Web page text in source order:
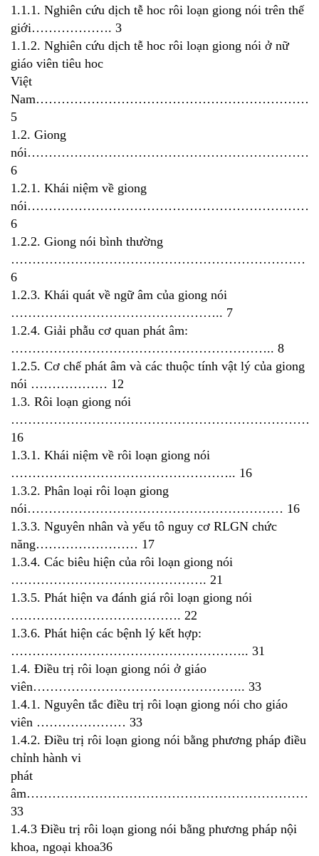
1.1.1. Nghiên cứu dịch tễ hoc rôi loạn giong nói trên thế
giới………………. 3
1.1.2. Nghiên cứu dịch tễ hoc rôi loạn giong nói ở nữ
giáo viên tiêu hoc
Việt
5
1.2. Giong
6
1.2.1. Khái niệm về giong
6
1.2.2. Giong nói bình thường
……………………………………………………………
6
1.2.3. Khái quát về ngữ âm của giong nói
………………………………………….. 7
1.2.4. Giải phẫu cơ quan phát âm:
…………………………………………………….. 8
1.2.5. Cơ chế phát âm và các thuộc tính vật lý của giong
nói ……………… 12
1.3. Rôi loạn giong nói
16
1.3.1. Khái niệm về rôi loạn giong nói
…………………………………………….. 16
1.3.2. Phân loại rôi loạn giong
nói…………………………………………………… 16
1.3.3. Nguyên nhân và yếu tô nguy cơ RLGN chức
năng…………………… 17
1.3.4. Các biêu hiện của rôi loạn giong nói
………………………………………. 21
1.3.5. Phát hiện va đánh giá rôi loạn giong nói
…………………………………. 22
1.3.6. Phát hiện các bệnh lý kết hợp:
……………………………………………….. 31
1.4. Điều trị rôi loạn giong nói ở giáo
viên………………………………………….. 33
1.4.1. Nguyên tắc điều trị rôi loạn giong nói cho giáo
viên ………………… 33
1.4.2. Điều trị rôi loạn giong nói bằng phương pháp điều
chỉnh hành vi
phát
33
1.4.3 Điều trị rôi loạn giong nói bằng phương pháp nội
khoa, ngoại khoa36